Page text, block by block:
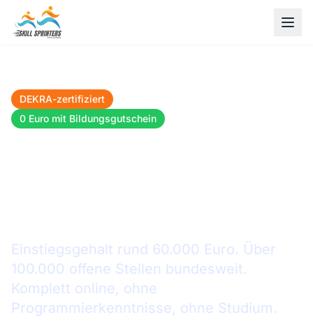
DEKRA-zertifiziert
0 Euro mit Bildungsgutschein
Einstiegsgehalt rund 60.000 Euro. Über
100.000 offene Stellen bundesweit.
Komplett online, ohne
Programmierkenntnisse, ohne Studium.